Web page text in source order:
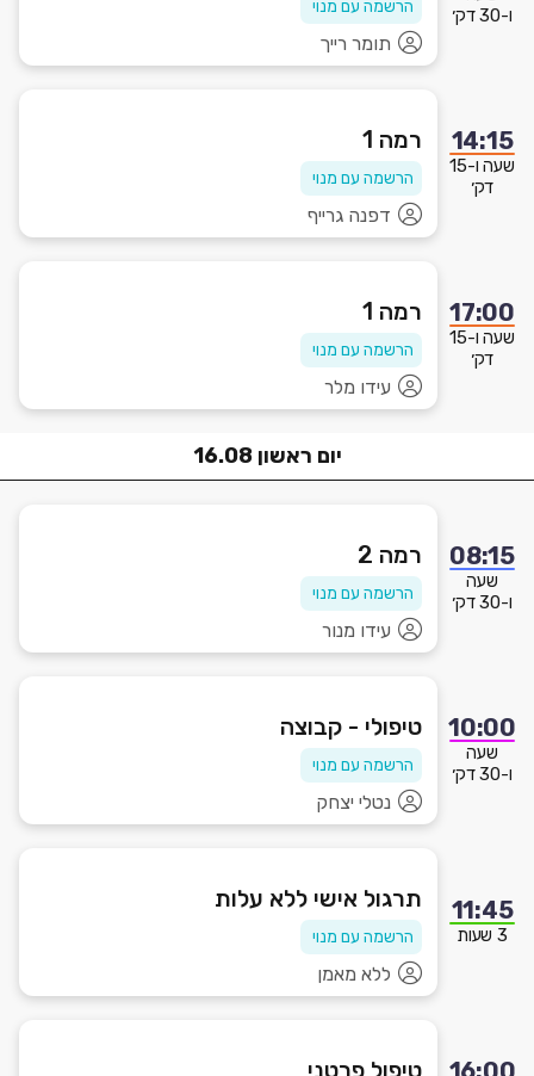
ו-30 דק׳
הרשמה עם מנוי
תומר רייך
14:15
שעה ו-15
דק׳
רמה 1
הרשמה עם מנוי
דפנה גרייף
17:00
שעה ו-15
דק׳
רמה 1
הרשמה עם מנוי
עידו מלר
יום ראשון 16.08
08:15
שעה
ו-30 דק׳
רמה 2
הרשמה עם מנוי
עידו מנור
10:00
שעה
ו-30 דק׳
טיפולי - קבוצה
הרשמה עם מנוי
נטלי יצחק
11:45
3 שעות
תרגול אישי ללא עלות
הרשמה עם מנוי
ללא מאמן
טיפול פרטני